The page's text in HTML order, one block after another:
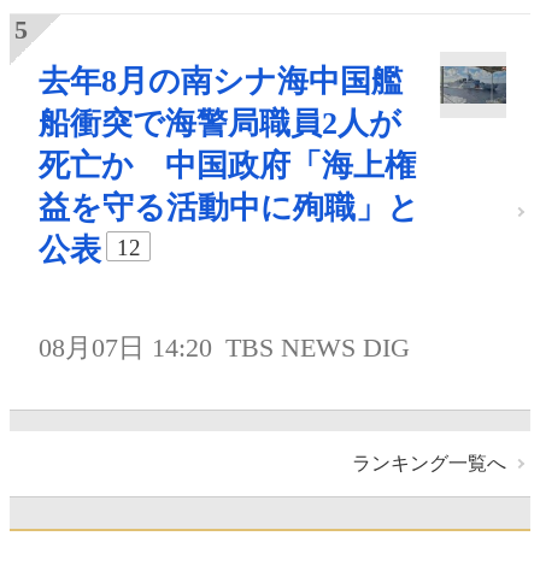
去年8月の南シナ海中国艦
船衝突で海警局職員2人が
死亡か 中国政府「海上権
益を守る活動中に殉職」と
公表
12
08月07日 14:20 TBS NEWS DIG
ランキング一覧へ